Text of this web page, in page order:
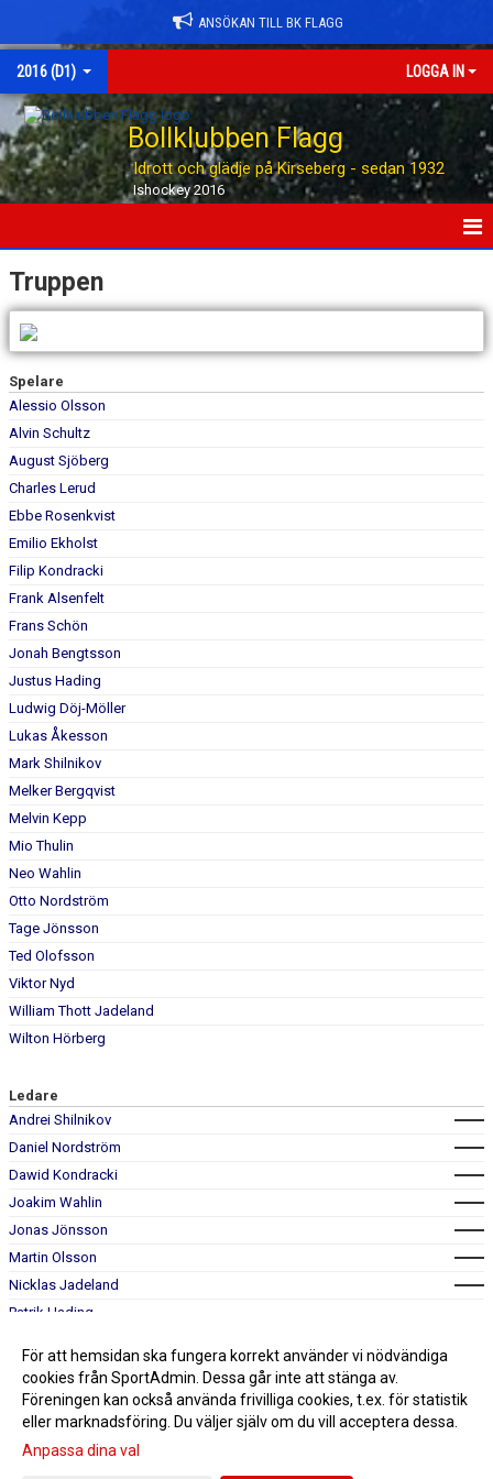
ANSÖKAN TILL BK FLAGG
2016 (D1) LOGGA IN
Bollklubben Flagg
Idrott och glädje på Kirseberg - sedan 1932
Ishockey 2016
HEM
MATCHER
TRUPPEN
BILDGALLERI
KONTAKT
SWISCH
Truppen
Spelare
Alessio Olsson
Alvin Schultz
August Sjöberg
Charles Lerud
Ebbe Rosenkvist
Emilio Ekholst
Filip Kondracki
Frank Alsenfelt
Frans Schön
Jonah Bengtsson
Justus Hading
Ludwig Döj-Möller
Lukas Åkesson
Mark Shilnikov
Melker Bergqvist
Melvin Kepp
Mio Thulin
Neo Wahlin
Otto Nordström
Tage Jönsson
Ted Olofsson
Viktor Nyd
William Thott Jadeland
Wilton Hörberg
Ledare
Andrei Shilnikov
Daniel Nordström
Dawid Kondracki
Joakim Wahlin
Jonas Jönsson
Martin Olsson
Nicklas Jadeland
Patrik Hading
Ted Bengtsson
För att hemsidan ska fungera korrekt använder vi nödvändiga
cookies från SportAdmin. Dessa går inte att stänga av.
Föreningen kan också använda frivilliga cookies, t.ex. för statistik
eller marknadsföring. Du väljer själv om du vill acceptera dessa.
Anpassa dina val